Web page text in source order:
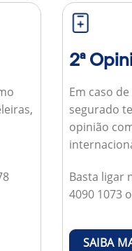
2ª
Em caso
segurado
opinião
Basta ligar
4090 1073
SAIBA